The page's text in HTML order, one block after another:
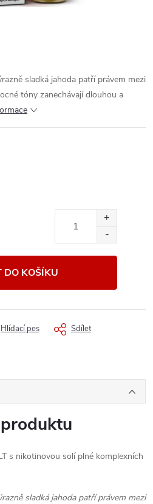
sladká jahoda patří právem mezi
tóny zanechávají dlouhou a
DO KOŠÍKU
Hlídací pes Sdílet
s nikotinovou solí plné komplexních
sladká jahoda patří právem mezi